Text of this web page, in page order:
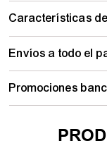
Características
Envíos a todo el
Promociones